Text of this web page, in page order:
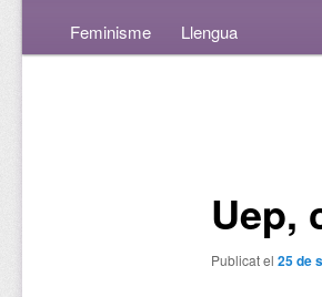
Feminisme
Llengua
Uep,
Publicat el 25 de